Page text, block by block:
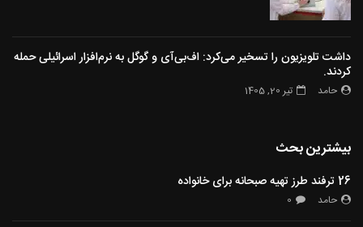
داشت تلویزیون را تسخیر می‌کرد: اف‌بی‌آی و گوگل به نرم‌افزار اسرائیلی حمله
کردند.
حامد تیر 20, 1405
بیشترین بحث
26 ترفند طرز تهیه صبحانه برای خانواده
حامد 0